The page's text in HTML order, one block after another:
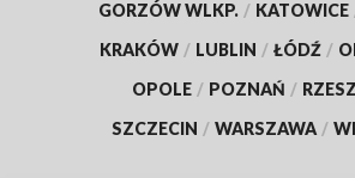
GORZÓW WLKP. / KATOWICE
KRAKÓW / LUBLIN / ŁÓDŹ /
OPOLE / POZNAŃ /
SZCZECIN / WARSZAWA /